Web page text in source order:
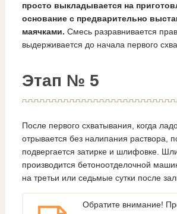
просто выкладывается на
основание с предварительно
маячками. Смесь разравнивается
выдерживается до начала первого
Этап № 5
После первого схватывания, когда
отрывается без налипания раствора,
подвергается затирке и шлифовке.
производится бетоноотделочной
на третьи или седьмые сутки после
Обратите внимание!